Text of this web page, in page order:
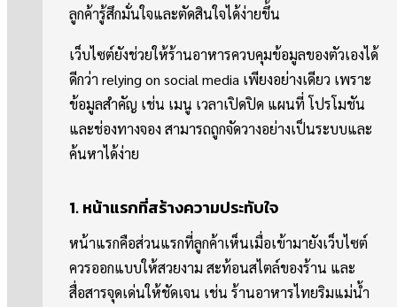
ลูกค้ารู้สึกมั่นใจและตัดสินใจได้ง่ายขึ้น
เว็บไซต์ยังช่วยให้ร้านอาหารควบคุมข้อมูลของตัวเองได้
ดีกว่า relying on social media เพียงอย่างเดียว เพราะ
ข้อมูลสำคัญ เช่น เมนู เวลาเปิดปิด แผนที่ โปรโมชัน
และช่องทางจอง สามารถถูกจัดวางอย่างเป็นระบบและ
ค้นหาได้ง่าย
1. หน้าแรกที่สร้างความประทับใจ
หน้าแรกคือส่วนแรกที่ลูกค้าเห็นเมื่อเข้ามายังเว็บไซต์
ควรออกแบบให้สวยงาม สะท้อนสไตล์ของร้าน และ
สื่อสารจุดเด่นให้ชัดเจน เช่น ร้านอาหารไทยริมแม่น้ำ